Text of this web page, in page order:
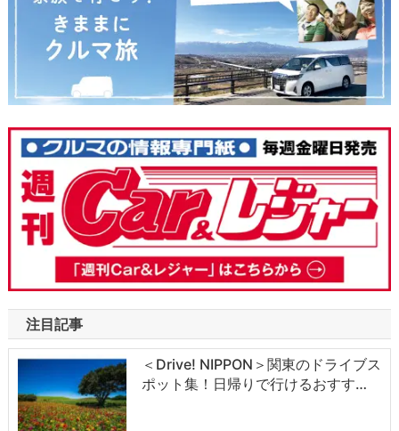
注目記事
＜Drive! NIPPON＞関東のドライブス
ポット集！日帰りで行けるおすす…